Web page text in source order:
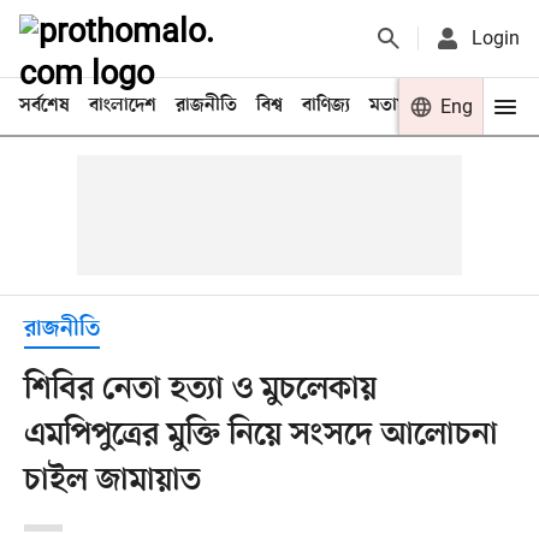
Login
সর্বশেষ বাংলাদেশ রাজনীতি বিশ্ব বাণিজ্য মতামত খেলা
Eng
রাজনীতি
শিবির নেতা হত্যা ও মুচলেকায়
এমপিপুত্রের মুক্তি নিয়ে সংসদে আলোচনা
চাইল জামায়াত